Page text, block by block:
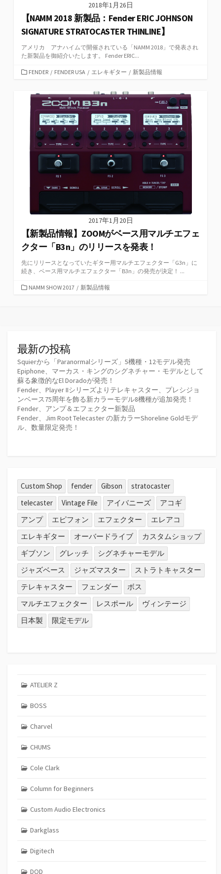
2018年1月26日
【NAMM 2018 新製品：Fender ERIC JOHNSON
SIGNATURE STRATOCASTER THINLINE】
アメリカ アナハイムで開催されている「NAMM 2018」で発表され
た新製品を御紹介いたします。 Fender ERIC...
カ
リ
ー
FENDER / FENDER USA / エレキギター / 新製品情報
2017年1月20日
【新製品情報】ZOOMがベース用マルチエフェ
クター「B3n」のリリースを発表！
先にリリースとなっていたギター用マルチエフェクター「G3n」に
続き、ベース用マルチエフェクター「B3n」の発売が決定！ ...
カNAMM SHOW 2017 / 新製品情報
最新の投稿
Squierから「Paranormalシリーズ」5機種・12モデル発売
Epiphone、マーカス・キングのシグネチャー・モデルとして
蘇る象徴的なEl Doradoが発売！
Fender、Player IIシリーズよりテレキャスター、プレシジョ
ンベース75周年を飾る新カラーモデル8機種が追加発売！
Fender、アンプ＆エフェクター新製品
Fender、Jim Root Telecaster の新カラーShoreline Goldモデ
ル、数量限定発売！
Custom Shop fender Gibson
stratocaster
telecaster
Vintage File アイバニーズ
アコギ
アンプ
エピフォン エフェクター
エレアコ
エレキギター
オーバードライブ
カスタムショップ
ギブソン
グレッチ
シグネチャーモデル
ジャズベース
ジャズマスター
ストラトキャスター
テレキャスター
フェンダー
ボス
マルチエフェクター
レスポール
ヴィンテージ
日本製
限定モデル
ATELIER Z
BOSS
Charvel
CHUMS
Cole Clark
Column for Beginners
Custom Audio Electronics
Darkglass
Digitech
DOD